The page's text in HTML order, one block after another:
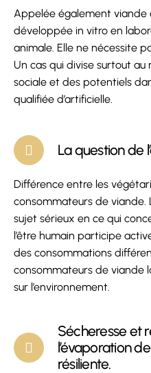
Appelée également
développée in vitro en
animale. Elle ne nécessite
Un cas qui divise surtout au
sociale et des potentiels
qualifiée d’artificielle.
La question de
Différence entre les
consommateurs de viande.
sujet sérieux en ce qui
l’être humain participe
des consommations
consommateurs de viande
sur l’environnement.
Sécheresse et
l’évaporation
résiliente.